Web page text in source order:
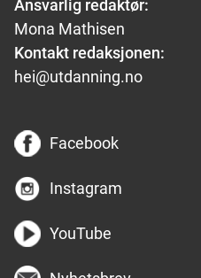
Ansvarlig redaktør:
Mona Mathisen
Kontakt redaksjonen:
hei@utdanning.no
Facebook
Instagram
YouTube